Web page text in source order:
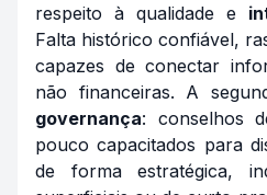
respeito à qualidade e
Falta histórico confiável,
capazes de conectar
não financeiras. A
governança: conselhos
pouco capacitados para
de forma estratégica,